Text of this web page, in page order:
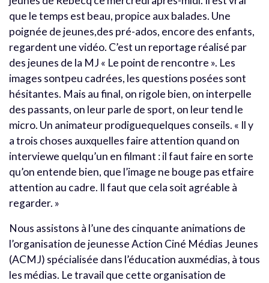
que le temps est beau, propice aux balades. Une
poignée de jeunes,des pré-ados, encore des enfants,
regardent une vidéo. C’est un reportage réalisé par
des jeunes de la MJ « Le point de rencontre ». Les
images sontpeu cadrées, les questions posées sont
hésitantes. Mais au final, on rigole bien, on interpelle
des passants, on leur parle de sport, on leur tend le
micro. Un animateur prodiguequelques conseils. « Il y
a trois choses auxquelles faire attention quand on
interviewe quelqu’un en filmant : il faut faire en sorte
qu’on entende bien, que l’image ne bouge pas etfaire
attention au cadre. Il faut que cela soit agréable à
regarder. »
Nous assistons à l’une des cinquante animations de
l’organisation de jeunesse Action Ciné Médias Jeunes
(ACMJ) spécialisée dans l’éducation auxmédias, à tous
les médias. Le travail que cette organisation de